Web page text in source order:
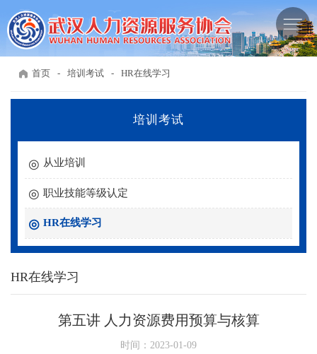
首页 - 培训考试 - HR在线学习
培训考试
从业培训
职业技能等级认定
HR在线学习
HR在线学习
第五讲 人力资源费用预算与核算
时间：2023-01-09